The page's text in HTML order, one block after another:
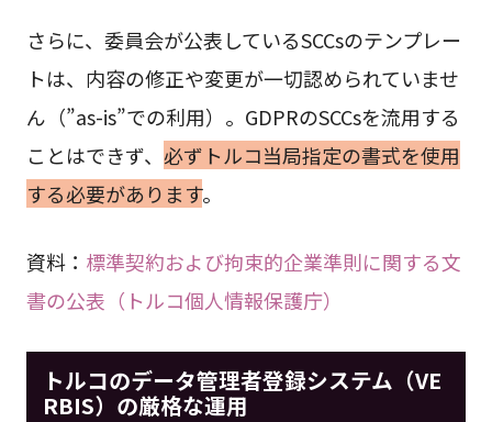
さらに、委員会が公表しているSCCsのテンプレー
トは、内容の修正や変更が一切認められていませ
ん（”as-is”での利用）。GDPRのSCCsを流用する
ことはできず、 必ずトルコ当局指定の書式を使用
する必要があります。
資料： 標準契約および拘束的企業準則に関する文
書の公表（トルコ個人情報保護庁）
トルコのデータ管理者登録システム（VE
RBIS）の厳格な運用